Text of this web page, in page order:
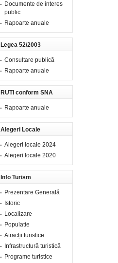
Documente de interes
public
Rapoarte anuale
Legea 52/2003
Consultare publică
Rapoarte anuale
RUTI conform SNA
Rapoarte anuale
Alegeri Locale
Alegeri locale 2024
Alegeri locale 2020
Info Turism
Prezentare Generală
Istoric
Localizare
Populatie
Atracții turistice
Infrastructură turistică
Programe turistice